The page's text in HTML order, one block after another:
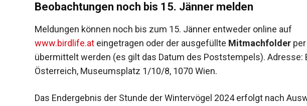
Beobachtungen noch bis 15. Jänner melden
Meldungen können noch bis zum 15. Jänner entweder online auf
www.birdlife.ateingetragen oder der ausgefüllte Mitmachfolderper
übermittelt werden (es gilt das Datum des Poststempels). Adresse:
Österreich, Museumsplatz 1/10/8, 1070 Wien.
Das Endergebnis der Stunde der Wintervögel 2024 erfolgt nach